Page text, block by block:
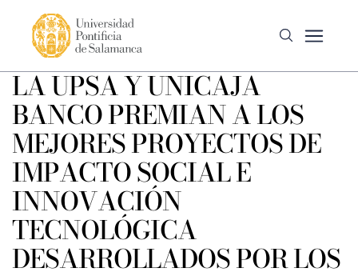
LA UPSA Y UNICAJA
BANCO PREMIAN A LOS
MEJORES PROYECTOS DE
IMPACTO SOCIAL E
INNOVACIÓN
TECNOLÓGICA
DESARROLLADOS POR LOS